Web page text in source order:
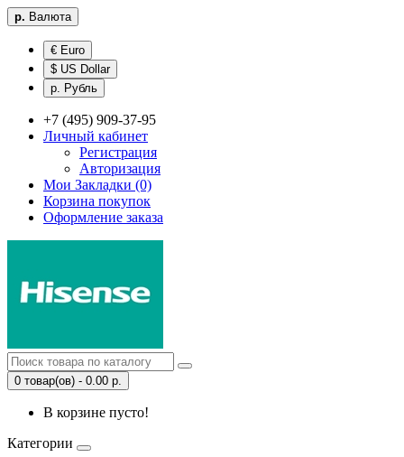
р. Валюта
€ Euro
$ US Dollar
р. Рубль
+7 (495) 909-37-95
Личный кабинет
Регистрация
Авторизация
Мои Закладки (0)
Корзина покупок
Оформление заказа
0 товар(ов) - 0.00 р.
В корзине пусто!
Категории